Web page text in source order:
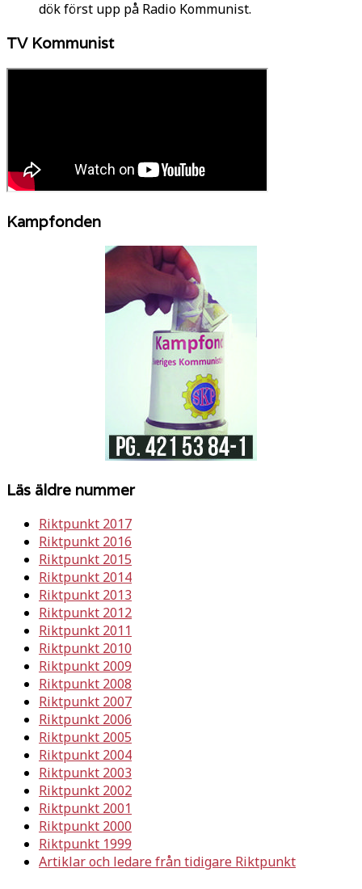
dök först upp på Radio Kommunist.
TV Kommunist
Kampfonden
Läs äldre nummer
Riktpunkt 2017
Riktpunkt 2016
Riktpunkt 2015
Riktpunkt 2014
Riktpunkt 2013
Riktpunkt 2012
Riktpunkt 2011
Riktpunkt 2010
Riktpunkt 2009
Riktpunkt 2008
Riktpunkt 2007
Riktpunkt 2006
Riktpunkt 2005
Riktpunkt 2004
Riktpunkt 2003
Riktpunkt 2002
Riktpunkt 2001
Riktpunkt 2000
Riktpunkt 1999
Artiklar och ledare från tidigare Riktpunkt